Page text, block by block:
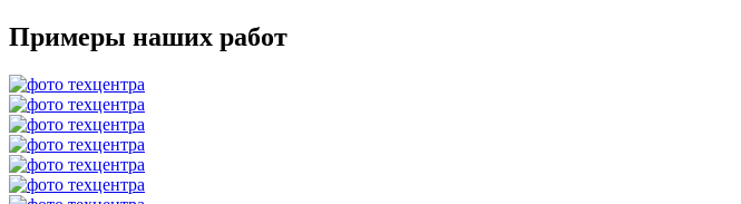
Примеры наших работ